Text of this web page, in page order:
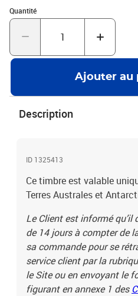
Quantité
Quantité : 1
Ajouter au
Description
ID 1325413
Ce timbre est valable
Terres Australes et
Le Client est informé qu’il
de 14 jours à compter de
sa commande pour se
service client par la
le Site ou en envoyant le
figurant en annexe 1 des